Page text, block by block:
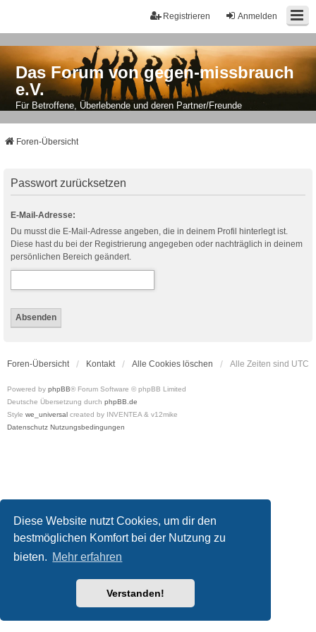
Diese Website nutzt Cookies, um dir den
bestmöglichen Komfort bei der Nutzung zu
bieten. Mehr erfahren
Verstanden!
Anmelden
Registrieren
Das Forum von gegen-missbrauch
e.V.
Für Betroffene, Überlebende und deren Partner/Freunde
Foren-Übersicht
Passwort zurücksetzen
E-Mail-Adresse:
Du musst die E-Mail-Adresse angeben, die in deinem Profil hinterlegt ist.
Diese hast du bei der Registrierung angegeben oder nachträglich in deinem
persönlichen Bereich geändert.
Foren-Übersicht Kontakt Alle Cookies löschen Alle Zeiten sind UTC
Powered by phpBB® Forum Software © phpBB Limited
Deutsche Übersetzung durch phpBB.de
Style we_universal created by INVENTEA & v12mike
Datenschutz Nutzungsbedingungen